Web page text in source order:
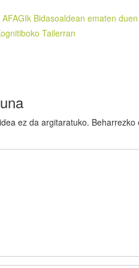
Bidasoaldean ematen duen
Tailerran
ez da argitaratuko.